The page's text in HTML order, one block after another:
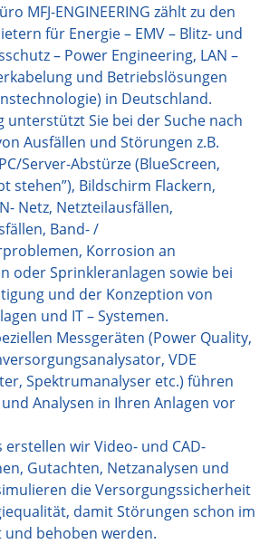
MFJ-ENGINEERING zählt zu den
für Energie – EMV – Blitz- und
– Power Engineering, LAN –
und Betriebslösungen
in Deutschland.
unterstützt Sie bei der Suche nach
Ausfällen und Störungen z.B.
Server-Abstürze (BlueScreen,
stehen”), Bildschirm Flackern,
Netz, Netzteilausfällen,
Band- /
Korrosion an
oder Sprinkleranlagen sowie bei
und der Konzeption von
und IT – Systemen.
Messgeräten (Power Quality,
VDE
Spektrumanalyser etc.) führen
Analysen in Ihren Anlagen vor
wir Video- und CAD-
Gutachten, Netzanalysen und
die Versorgungssicherheit
damit Störungen schon im
behoben werden.